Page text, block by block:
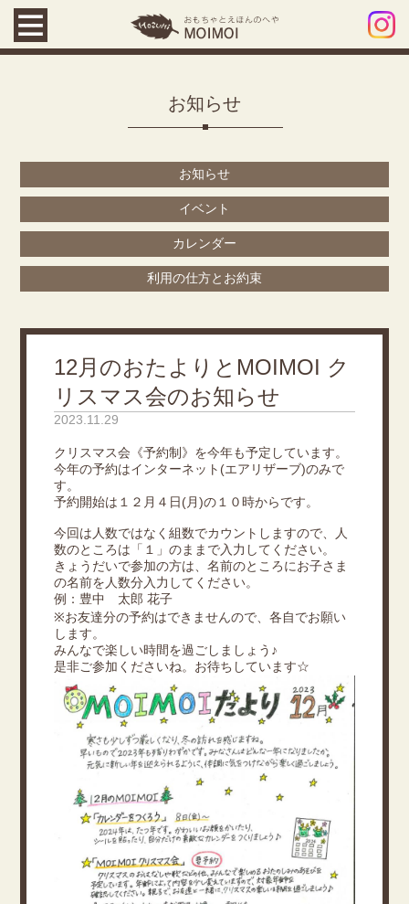
お知らせ
お知らせ
イベント
カレンダー
利用の仕方とお約束
12月のおたよりとMOIMOI ク
リスマス会のお知らせ
2023.11.29
クリスマス会《予約制》を今年も予定しています。
今年の予約はインターネット(エアリザーブ)のみで
す。
予約開始は１２月４日(月)の１０時からです。
今回は人数ではなく組数でカウントしますので、人
数のところは「１」のままで入力してください。
きょうだいで参加の方は、名前のところにお子さま
の名前を人数分入力してください。
例：豊中 太郎 花子
※お友達分の予約はできませんので、各自でお願い
します。
みんなで楽しい時間を過ごしましょう♪
是非ご参加くださいね。お待ちしています☆